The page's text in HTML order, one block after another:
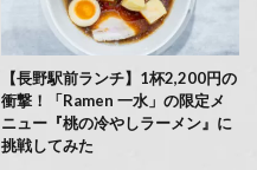
【長野駅前ランチ】1杯2,200円の
衝撃！「Ramen 一水」の限定メ
ニュー『桃の冷やしラーメン』に
挑戦してみた